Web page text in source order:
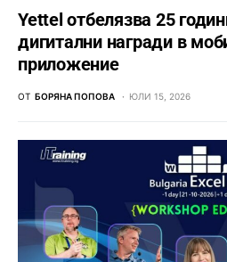
Yettel отбелязва 25
дигитални награди в
приложение
ОТ БОРЯНА ПОПОВА ЮЛИ 15, 2026